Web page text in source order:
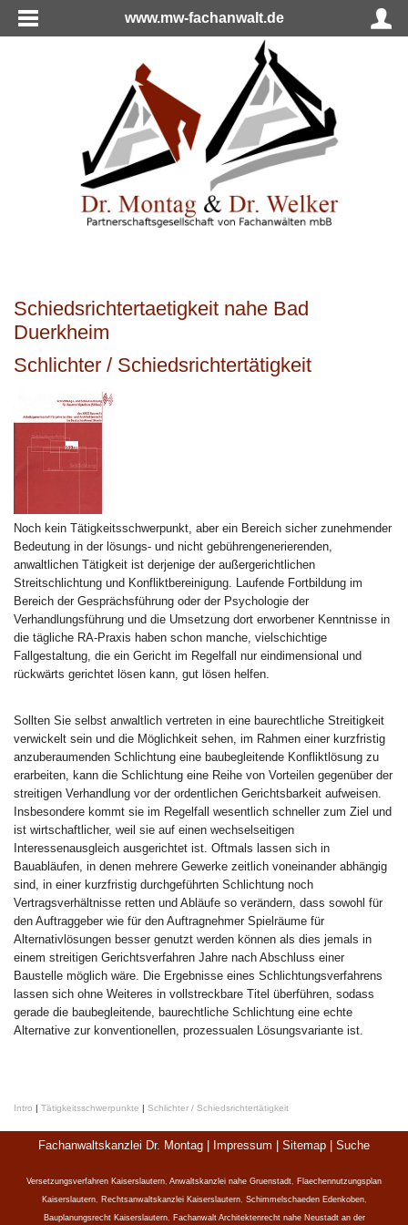
www.mw-fachanwalt.de
Schiedsrichtertaetigkeit nahe Bad
Duerkheim
Schlichter / Schiedsrichtertätigkeit
Noch kein Tätigkeitsschwerpunkt, aber ein Bereich sicher zunehmender
Bedeutung in der lösungs- und nicht gebührengenerierenden,
anwaltlichen Tätigkeit ist derjenige der außergerichtlichen
Streitschlichtung und Konfliktbereinigung. Laufende Fortbildung im
Bereich der Gesprächsführung oder der Psychologie der
Verhandlungsführung und die Umsetzung dort erworbener Kenntnisse in
die tägliche RA-Praxis haben schon manche, vielschichtige
Fallgestaltung, die ein Gericht im Regelfall nur eindimensional und
rückwärts gerichtet lösen kann, gut lösen helfen.
Sollten Sie selbst anwaltlich vertreten in eine baurechtliche Streitigkeit
verwickelt sein und die Möglichkeit sehen, im Rahmen einer kurzfristig
anzuberaumenden Schlichtung eine baubegleitende Konfliktlösung zu
erarbeiten, kann die Schlichtung eine Reihe von Vorteilen gegenüber der
streitigen Verhandlung vor der ordentlichen Gerichtsbarkeit aufweisen.
Insbesondere kommt sie im Regelfall wesentlich schneller zum Ziel und
ist wirtschaftlicher, weil sie auf einen wechselseitigen
Interessenausgleich ausgerichtet ist. Oftmals lassen sich in
Bauabläufen, in denen mehrere Gewerke zeitlich voneinander abhängig
sind, in einer kurzfristig durchgeführten Schlichtung noch
Vertragsverhältnisse retten und Abläufe so verändern, dass sowohl für
den Auftraggeber wie für den Auftragnehmer Spielräume für
Alternativlösungen besser genutzt werden können als dies jemals in
einem streitigen Gerichtsverfahren Jahre nach Abschluss einer
Baustelle möglich wäre. Die Ergebnisse eines Schlichtungsverfahrens
lassen sich ohne Weiteres in vollstreckbare Titel überführen, sodass
gerade die baubegleitende, baurechtliche Schlichtung eine echte
Alternative zur konventionellen, prozessualen Lösungsvariante ist.
Intro | Tätigkeitsschwerpunkte | Schlichter / Schiedsrichtertätigkeit
Fachanwaltskanzlei Dr. Montag | Impressum Sitemap Suche
Versetzungsverfahren Kaiserslautern, Anwaltskanzlei nahe Gruenstadt, Flaechennutzungsplan
Kaiserslautern, Rechtsanwaltskanzlei Kaiserslautern, Schimmelschaeden Edenkoben,
Bauplanungsrecht Kaiserslautern, Fachanwalt Architektenrecht nahe Neustadt an der